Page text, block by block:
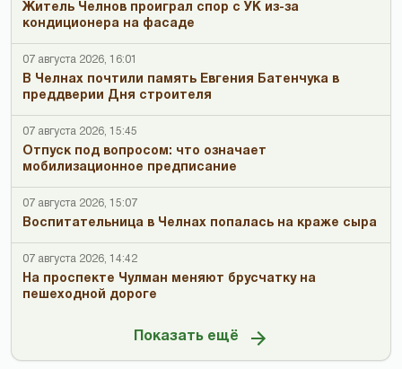
Житель Челнов проиграл спор с УК из-за
кондиционера на фасаде
07 августа 2026, 16:01
В Челнах почтили память Евгения Батенчука в
преддверии Дня строителя
07 августа 2026, 15:45
Отпуск под вопросом: что означает
мобилизационное предписание
07 августа 2026, 15:07
Воспитательница в Челнах попалась на краже сыра
07 августа 2026, 14:42
На проспекте Чулман меняют брусчатку на
пешеходной дороге
Показать ещё